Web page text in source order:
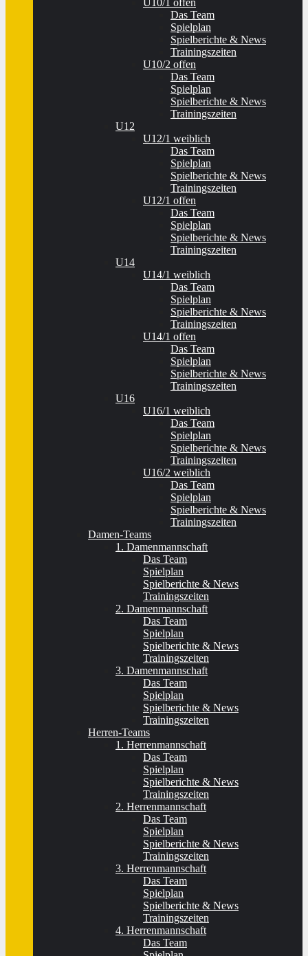
U10/1 offen
Das Team
Spielplan
Spielberichte & News
Trainingszeiten
U10/2 offen
Das Team
Spielplan
Spielberichte & News
Trainingszeiten
U12
U12/1 weiblich
Das Team
Spielplan
Spielberichte & News
Trainingszeiten
U12/1 offen
Das Team
Spielplan
Spielberichte & News
Trainingszeiten
U14
U14/1 weiblich
Das Team
Spielplan
Spielberichte & News
Trainingszeiten
U14/1 offen
Das Team
Spielplan
Spielberichte & News
Trainingszeiten
U16
U16/1 weiblich
Das Team
Spielplan
Spielberichte & News
Trainingszeiten
U16/2 weiblich
Das Team
Spielplan
Spielberichte & News
Trainingszeiten
Damen-Teams
1. Damenmannschaft
Das Team
Spielplan
Spielberichte & News
Trainingszeiten
2. Damenmannschaft
Das Team
Spielplan
Spielberichte & News
Trainingszeiten
3. Damenmannschaft
Das Team
Spielplan
Spielberichte & News
Trainingszeiten
Herren-Teams
1. Herrenmannschaft
Das Team
Spielplan
Spielberichte & News
Trainingszeiten
2. Herrenmannschaft
Das Team
Spielplan
Spielberichte & News
Trainingszeiten
3. Herrenmannschaft
Das Team
Spielplan
Spielberichte & News
Trainingszeiten
4. Herrenmannschaft
Das Team